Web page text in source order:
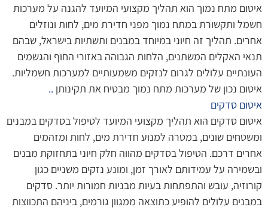
איטום מתח נמוך הוא תהליך מקצועי המיועד להגנה על מערכות
חשמל ותקשורת במתח נמוך מפני חדירת מים, לחות ונוזלים
אחרים. תהליך זה חיוני במיוחד במבנים ותשתיות בישראל, שבהם
תנאי האקלים המשתנים, הלחות הגבוהה באזורי החוף והגשמים
העונתיים עלולים לגרום לנזקים משמעותיים למערכות חשמליות.
איטום נכון של מערכות מתח נמוך מבטיח את תקינותן ..
איטום סדקים
איטום סדקים הוא תהליך מקצועי המיועד לטיפול בסדקים במבנים
ומשטחים שונים, במטרה למנוע חדירת מים, לחות ומזהמים
אחרים דרכם. הטיפול בסדקים מהווה חלק חיוני בתחזוקת מבנים
ובשמירה על עמידותם לאורך זמן, ומונע נזקים משניים כגון
קורוזיה, עובש והתפתחות בעיות מבניות חמורות יותר. סדקים
במבנים עלולים להופיע כתוצאה ממגוון גורמים, ביניהם התכווצות